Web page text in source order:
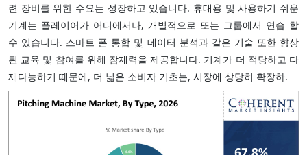
련 장비를 위한 수요는 성장하고 있습니다. 휴대용 및 사용하기 쉬운
기계는 플레이어가 어디에서나, 개별적으로 또는 그룹에서 연습 할
수 있습니다. 스마트 폰 통합 및 데이터 분석과 같은 기술 또한 향상
된 교육 및 참여를 위해 잠재력을 제공합니다. 기계가 더 적당하고 다
재다능하기 때문에, 더 넓은 소비자 기초는, 시장에 상당히 확장하.